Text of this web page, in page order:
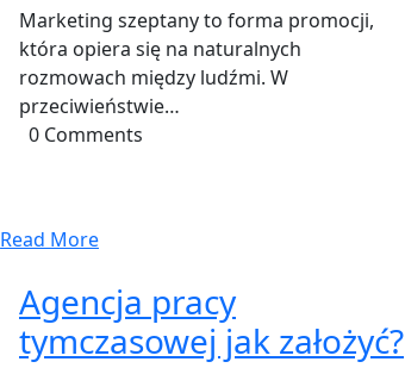
Marketing szeptany to forma promocji,
która opiera się na naturalnych
rozmowach między ludźmi. W
przeciwieństwie…
0 Comments
Read More
Agencja pracy
tymczasowej jak założyć?